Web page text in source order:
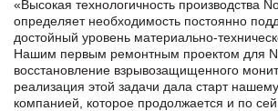
«Высокая технологичность производства
определяет необходимость постоянно
достойный уровень материально-
Нашим первым ремонтным проектом для
восстановление взрывозащищенного
реализация этой задачи дала старт
компанией, которое продолжается и по